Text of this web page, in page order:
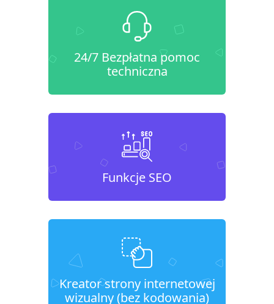
24/7 Bezpłatna pomoc
techniczna
Funkcje SEO
Kreator strony internetowej
wizualny (bez kodowania)